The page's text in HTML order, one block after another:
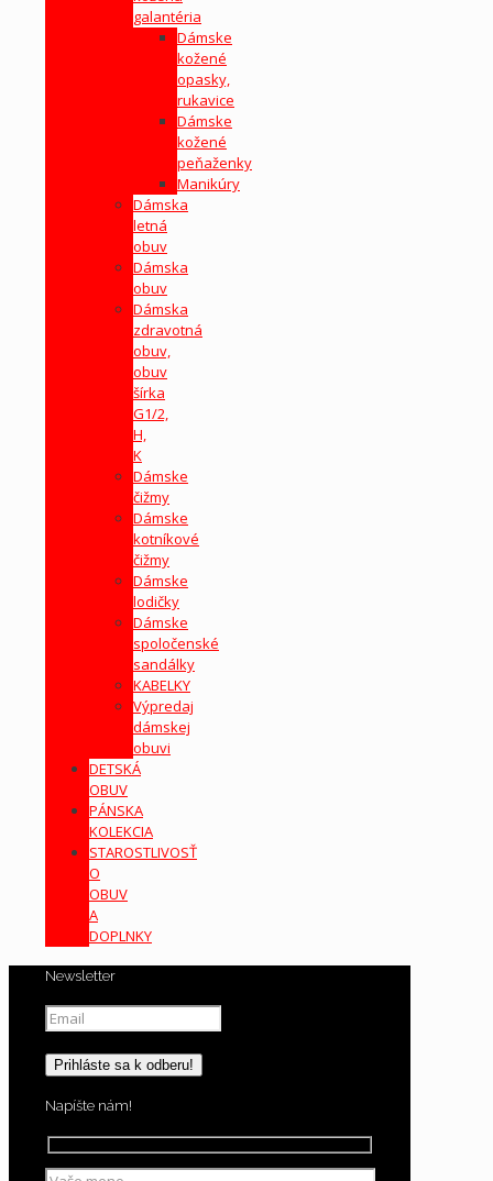
galantéria
Dámske
kožené
opasky,
rukavice
Dámske
kožené
peňaženky
Manikúry
Dámska
letná
obuv
Dámska
obuv
Dámska
zdravotná
obuv,
obuv
šírka
G1/2,
H,
K
Dámske
čižmy
Dámske
kotníkové
čižmy
Dámske
lodičky
Dámske
spoločenské
sandálky
KABELKY
Výpredaj
dámskej
obuvi
DETSKÁ
OBUV
PÁNSKA
KOLEKCIA
STAROSTLIVOSŤ
O
OBUV
A
DOPLNKY
Newsletter
Napíšte nám!